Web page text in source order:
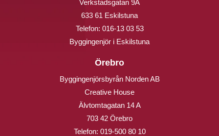
Verkstadsgatan 9A
633 61 Eskilstuna
Telefon: 016-13 03 53
Byggingenjör i Eskilstuna
Örebro
Byggingenjörsbyrån Norden AB
Creative House
Älvtomtagatan 14 A
703 42 Örebro
Telefon: 019-500 80 10